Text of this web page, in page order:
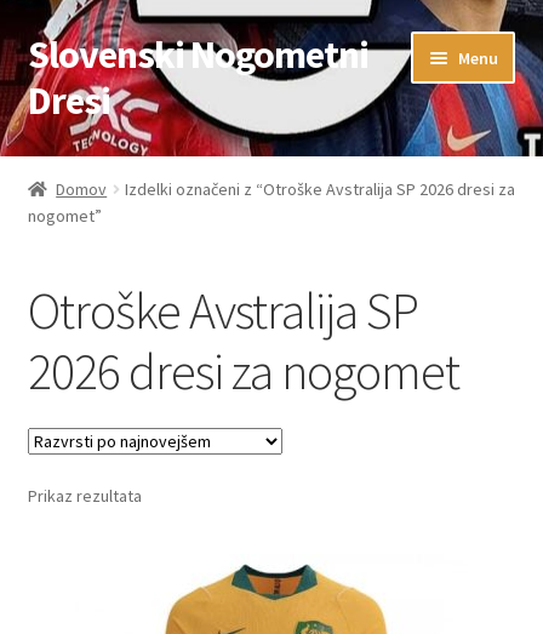
Skip
to
navigation
Skip
to
content
Slovenski Nogometni
Dresi
Menu
Domov
Blog
Kontaktiraj nas
Zaključek nakupa
Domov
Izdelki označeni z “Otroške Avstralija SP 2026 dresi za
nogomet”
Otroške Avstralija SP
2026 dresi za nogomet
Prikaz rezultata